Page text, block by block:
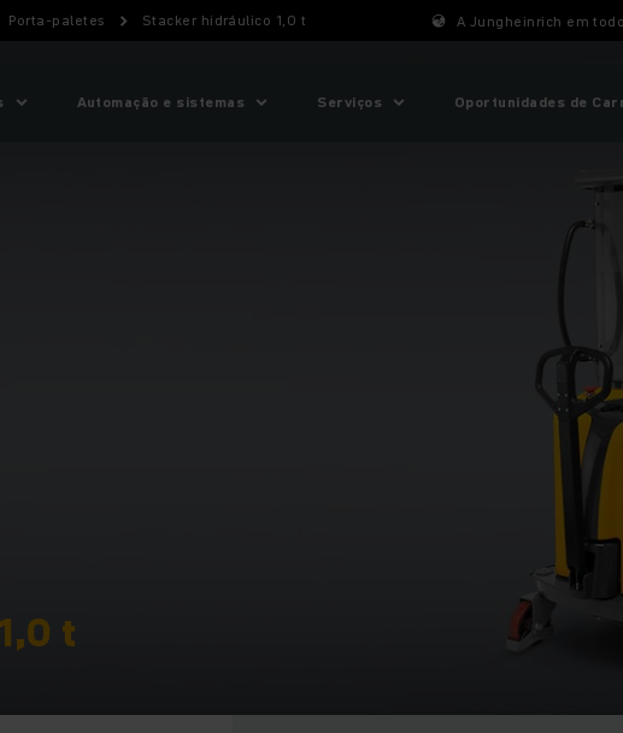
Porta-paletes Stacker hidráulico 1,0 t A Jungheinrich em
Automação e sistemas Serviços Oportunidades de
t